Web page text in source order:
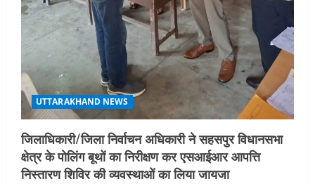
UTTARAKHAND NEWS
जिलाधिकारी/जिला निर्वाचन अधिकारी ने सहसपुर विधानसभा
क्षेत्र के पोलिंग बूथों का निरीक्षण कर एसआईआर आपत्ति
निस्तारण शिविर की व्यवस्थाओं का लिया जायजा